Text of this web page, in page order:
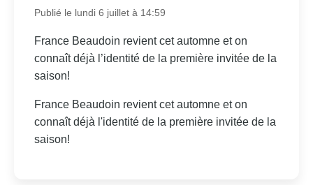
Publié le lundi 6 juillet à 14:59
France Beaudoin revient cet automne et on
connaît déjà l’identité de la première invitée de la
saison!
France Beaudoin revient cet automne et on
connaît déjà l'identité de la première invitée de la
saison!